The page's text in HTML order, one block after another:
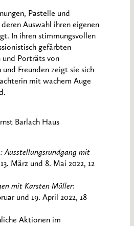
Pastelle und
Auswahl ihren eigenen
In ihren stimmungsvollen
gefärbten
und Porträts von
Freunden zeigt sie sich
mit wachem Auge
Barlach Haus
Ausstellungsrundgang mit
13. März und 8. Mai 2022, 12
mit Karsten Müller:
und 19. April 2022, 18
Aktionen im